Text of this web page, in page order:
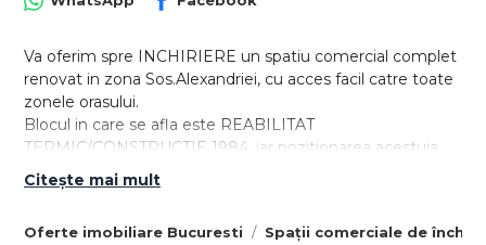
Oferte imobiliare Bucuresti Spații comerciale de
Va oferim spre INCHIRIERE un spatiu comercial complet
renovat in zona Sos.Alexandriei, cu acces facil catre toate
zonele orasului.
Blocul in care se afla este REABILITAT
TERMIC/CONSTRUCTIE 1984, iar pozitionarea acestuia
ofera acces rapid la METROU si STB.
- Suprafata utila: 130mp
Citește mai mult